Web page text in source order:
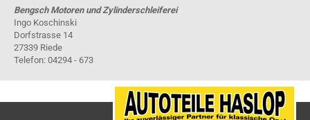
Bengsch Motoren und Zylinderschleiferei
Ingo Koschinski
Dorfstrasse 14
27339 Riede
Telefon: 04294 - 673